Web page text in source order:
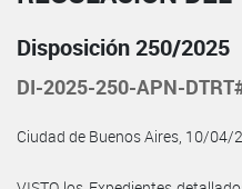
Disposición 250/2025
DI-2025-250-APN-
Ciudad de Buenos Aires, 10/04/